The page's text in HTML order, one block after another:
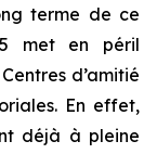
terme de ce
met en péril
d’amitié
En effet,
déjà à pleine